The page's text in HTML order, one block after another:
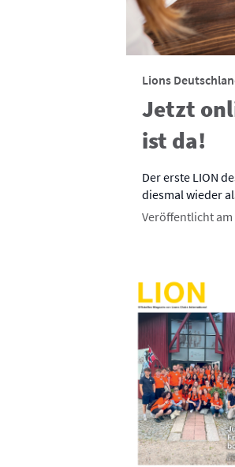
Lions
Jetzt
ist da!
Der erste LION
diesmal wieder
Veröffentlicht am